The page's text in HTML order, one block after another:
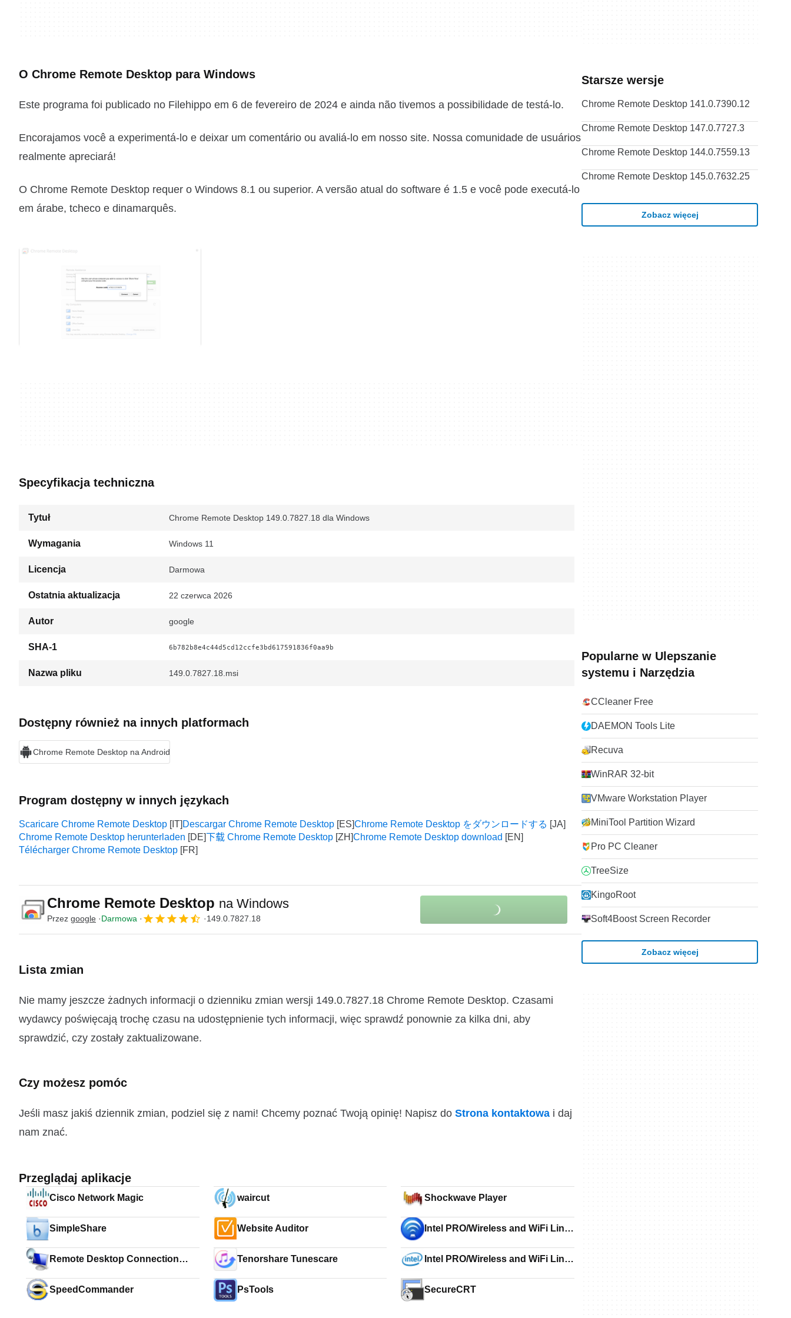
O Chrome Remote Desktop para Windows
Este programa foi publicado no Filehippo em 6 de fevereiro de 2024 e ainda não tivemos a possibilidade de testá-lo.
Encorajamos você a experimentá-lo e deixar um comentário ou avaliá-lo em nosso site. Nossa comunidade de usuários
realmente apreciará!
O Chrome Remote Desktop requer o Windows 8.1 ou superior. A versão atual do software é 1.5 e você pode executá-lo
em árabe, tcheco e dinamarquês.
Specyfikacja techniczna
Tytuł Chrome Remote Desktop 149.0.7827.18 dla Windows
Wymagania Windows 11
Licencja Darmowa
Ostatnia aktualizacja 22 czerwca 2026
Autor google
SHA-1 6b782b8e4c44d5cd12ccfe3bd617591836f0aa9b
Nazwa pliku 149.0.7827.18.msi
Dostępny również na innych platformach
Chrome Remote Desktop na Android
Program dostępny w innych językach
Scaricare Chrome Remote Desktop Descargar Chrome Remote Desktop
Chrome Remote Desktop をダウンロードする
Chrome Remote Desktop herunterladen
下载 Chrome Remote Desktop
Chrome Remote Desktop download
Télécharger Chrome Remote Desktop
Chrome Remote Desktop na Windows
Przez google Darmowa 149.0.7827.18
Lista zmian
Nie mamy jeszcze żadnych informacji o dzienniku zmian wersji 149.0.7827.18 Chrome Remote Desktop. Czasami
wydawcy poświęcają trochę czasu na udostępnienie tych informacji, więc sprawdź ponownie za kilka dni, aby
sprawdzić, czy zostały zaktualizowane.
Czy możesz pomóc
Jeśli masz jakiś dziennik zmian, podziel się z nami! Chcemy poznać Twoją opinię! Napisz do Strona kontaktowa i daj
nam znać.
Przeglądaj aplikacje
Cisco Network Magic waircut Shockwave Player
SimpleShare Website Auditor
Intel PRO/Wireless and WiFi Link
Remote Desktop Connection
Tenorshare Tunescare
Intel PRO/Wireless and WiFi Link
SpeedCommander
PsTools SecureCRT
Starsze wersje
Chrome Remote Desktop 141.0.7390.12
Chrome Remote Desktop 147.0.7727.3
Chrome Remote Desktop 144.0.7559.13
Chrome Remote Desktop 145.0.7632.25
Zobacz więcej
Popularne w Ulepszanie
systemu i Narzędzia
CCleaner Free
DAEMON Tools Lite
Recuva
WinRAR 32-bit
VMware Workstation Player
MiniTool Partition Wizard
Pro PC Cleaner
TreeSize
KingoRoot
Soft4Boost Screen Recorder
Zobacz więcej